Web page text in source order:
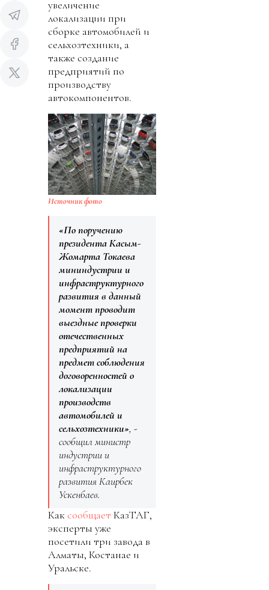
увеличение
локализации при
сборке автомобилей и
сельхозтехники, а
также создание
предприятий по
производству
автокомпонентов.
Источник фото
«По поручению
президента Касым-
Жомарта Токаева
мининдустрии и
инфраструктурного
развития в данный
момент проводит
выездные проверки
отечественных
предприятий на
предмет соблюдения
договоренностей о
локализации
производств
автомобилей и
сельхозтехники», -
сообщил министр
индустрии и
инфраструктурного
развития Каирбек
Ускенбаев.
Как сообщает КазТАГ,
эксперты уже
посетили три завода в
Алматы, Костанае и
Уральске.